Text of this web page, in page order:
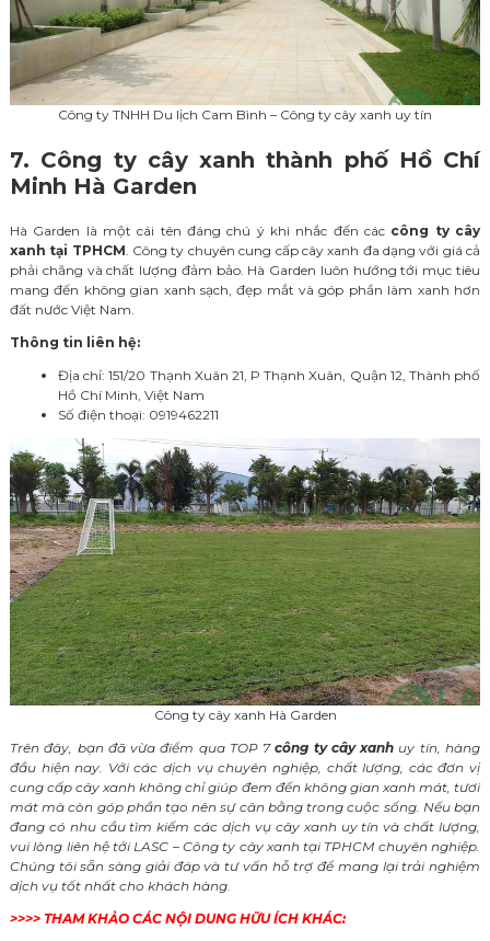
Công ty TNHH Du lịch Cam Bình – Công ty cây xanh uy tín
7. Công ty cây xanh thành phố Hồ Chí
Minh Hà Garden
Hà Garden là một cái tên đáng chú ý khi nhắc đến các công ty cây
xanh tại TPHCM. Công ty chuyên cung cấp cây xanh đa dạng với giá cả
phải chăng và chất lượng đảm bảo. Hà Garden luôn hướng tới mục tiêu
mang đến không gian xanh sạch, đẹp mắt và góp phần làm xanh hơn
đất nước Việt Nam.
Thông tin liên hệ:
Địa chỉ: 151/20 Thạnh Xuân 21, P Thạnh Xuân, Quận 12, Thành phố
Hồ Chí Minh, Việt Nam
Số điện thoại: 0919462211
Công ty cây xanh Hà Garden
Trên đây, bạn đã vừa điểm qua TOP 7công ty cây xanh uy tín, hàng
đầu hiện nay. Với các dịch vụ chuyên nghiệp, chất lượng, các đơn vị
cung cấp cây xanh không chỉ giúp đem đến không gian xanh mát, tươi
mát mà còn góp phần tạo nên sự cân bằng trong cuộc sống. Nếu bạn
đang có nhu cầu tìm kiếm các dịch vụ cây xanh uy tín và chất lượng,
vui lòng liên hệ tới LASC – Công ty cây xanh tại TPHCM chuyên nghiệp.
Chúng tôi sẵn sàng giải đáp và tư vấn hỗ trợ để mang lại trải nghiệm
dịch vụ tốt nhất cho khách hàng.
>>>> THAM KHẢO CÁC NỘI DUNG HỮU ÍCH KHÁC: